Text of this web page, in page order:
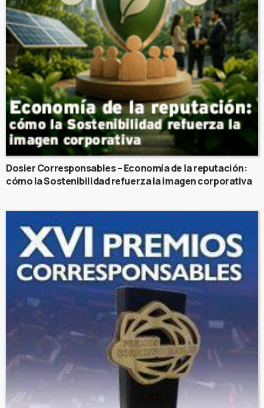
Dosier Corresponsables – Economía de la reputación:
cómo la Sostenibilidad refuerza la imagen corporativa